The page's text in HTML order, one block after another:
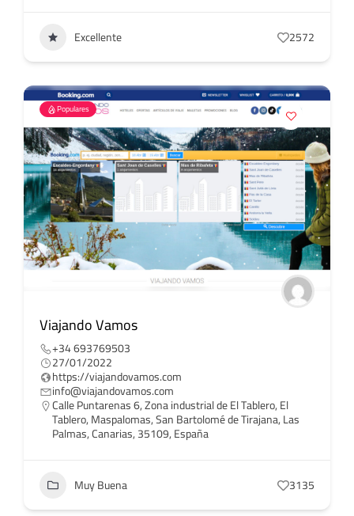
Excellente 2572
Populares
Viajando Vamos
+34 693769503
27/01/2022
https://viajandovamos.com
info@viajandovamos.com
Calle Puntarenas 6, Zona industrial de El Tablero, El
Tablero, Maspalomas, San Bartolomé de Tirajana, Las
Palmas, Canarias, 35109, España
Muy Buena 3135